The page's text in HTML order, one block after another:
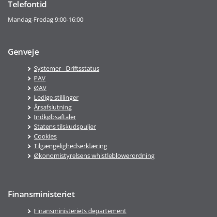
Telefontid
Mandag-Fredag 9:00-16:00
Genveje
Systemer - Driftsstatus
PAV
ØAV
Ledige stillinger
Årsafslutning
Indkøbsaftaler
Statens tilskudspuljer
Cookies
Tilgængelighedserklæring
Økonomistyrelsens whistleblowerordning
Finansministeriet
Finansministeriets departement